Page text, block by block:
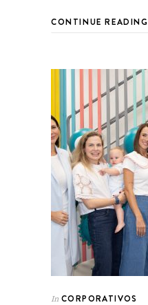
CONTINUE READING
In CORPORATIVOS